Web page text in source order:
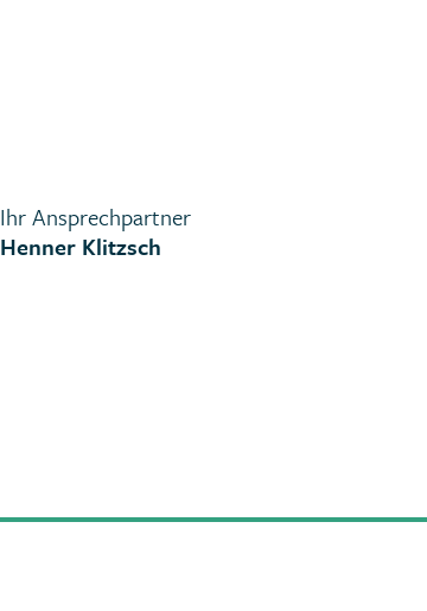
Ihr Ansprechpartner
Henner Klitzsch